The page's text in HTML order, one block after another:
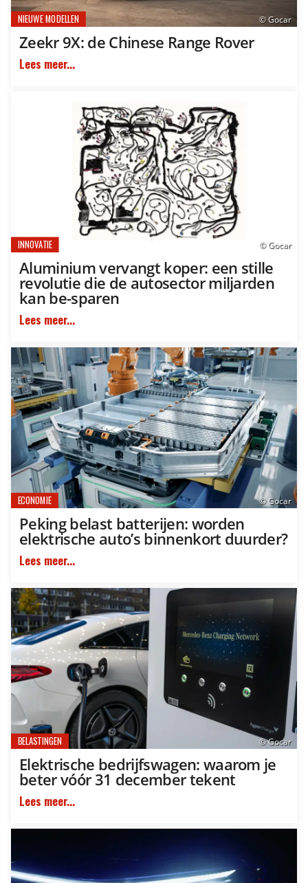
© Gocar
NIEUWE MODELLEN
Zeekr 9X: de Chinese Range Rover
Lees meer...
© Gocar
INNOVATIE
Aluminium vervangt koper: een stille
revolutie die de autosector miljarden
kan be-sparen
Lees meer...
© Gocar
ECONOMIE
Peking belast batterijen: worden
elektrische auto’s binnenkort duurder?
Lees meer...
© Gocar
BELASTINGEN
Elektrische bedrijfswagen: waarom je
beter vóór 31 december tekent
Lees meer...